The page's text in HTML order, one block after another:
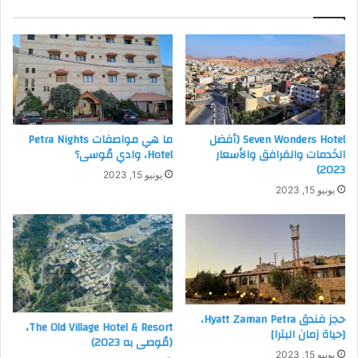
عن الحمّام الخاصّ المزود بلوازم الاستحمام المجانيّة ومنطقة
جلوس أنيقة وآلة خاصّة لصنع الشاي والقهوة.
غرف قياسيّة ثُلاثيّة:تضم هذه الغرف ثلاثة أسرّة فردية تتسع
لثلاثة أشخاص وهي مناسبة جداً للأصدقاء أو العائِلات المكونة
من ثلاثة أفراد، كما أنها مُزوّدة بتلفاز حديث وتكييف هواء وآلة
اسبريو مع توفّر بياضات للأسرة المُريحة وحماّم خاص مُجهز
بكل ما يلزمك، وتتميز بأنها تمنحك إطلالة ساحرة على المكان
المُحيط.
Seven Wonders Hotel (أفضل
الخَدمات والمَرافق والأسعار
2023)
يونيو 15, 2023
ما هي مواصفات Petra Nights
Hotel، وادي مُوسى؟
يونيو 15, 2023
حجز فندق Hyatt Zaman Petra،
[حياة زمان البترا]
يونيو 15, 2023
The Old Village Hotel & Resort،
(مُوصى به 2023)